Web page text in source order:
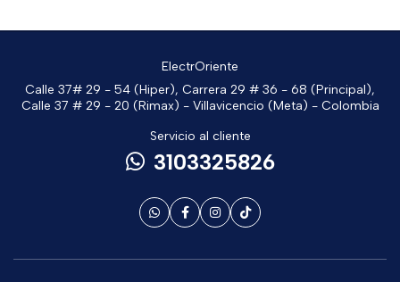
ElectrOriente
Calle 37# 29 - 54 (Hiper), Carrera 29 # 36 - 68 (Principal),
Calle 37 # 29 - 20 (Rimax) - Villavicencio (Meta) - Colombia
Servicio al cliente
3103325826